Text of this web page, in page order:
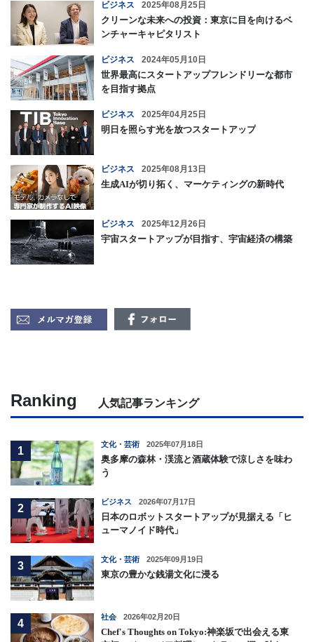
ビジネス 2025年08月25日
クリーンな未来への投資：東京に目を向けるベ
ンチャーキャピタリスト
ビジネス 2024年05月10日
世界最高にスタートアップフレンドリーな都市
を目指す拠点
ビジネス 2025年04月25日
明日を照らす光を放つスタートアップ
ビジネス 2025年08月13日
生成AIが切り拓く、マーケティングの新時代
ビジネス 2025年12月26日
宇宙スタートアップが目指す、宇宙経済の構築
Ranking 人気記事ランキング
1
文化・芸術 2025年07月18日
奥多摩の森林・渓流と酒蔵体験で涼しさを味わ
う
2
ビジネス 2026年07月17日
日本のロボットスタートアップが見据える「ヒ
ューマノイド時代」
3
文化・芸術 2025年09月19日
東京の豊かな銭湯文化に浸る
4
社会 2026年02月20日
Chef's Thoughts on Tokyo:神楽坂で出会える東